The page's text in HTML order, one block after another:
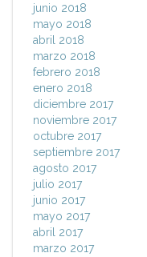
junio 2018
mayo 2018
abril 2018
marzo 2018
febrero 2018
enero 2018
diciembre 2017
noviembre 2017
octubre 2017
septiembre 2017
agosto 2017
julio 2017
junio 2017
mayo 2017
abril 2017
marzo 2017